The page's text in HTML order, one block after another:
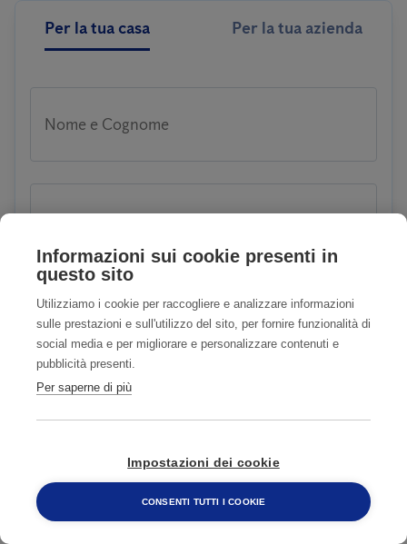
Per la tua casa Per la tua azienda
Nome e Cognome
Città
800 482 320
Informazioni sui cookie presenti in
questo sito
Utilizziamo i cookie per raccogliere e analizzare informazioni
sulle prestazioni e sull'utilizzo del sito, per fornire funzionalità di
social media e per migliorare e personalizzare contenuti e
pubblicità presenti.
Per saperne di più
Impostazioni dei cookie
CONSENTI TUTTI I COOKIE